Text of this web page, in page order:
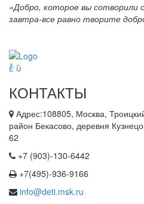
«Добро, которое вы сотворили
завтра-все равно творите
КОНТАКТЫ
Адрес:108805, Москва,
район Бекасово, деревня
62
+7 (903)-130-6442
+7(495)-936-9166
info@deti.msk.ru